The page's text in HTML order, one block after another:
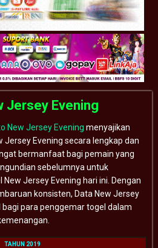
Jersey Evening
New Jersey Evening menyajikan
Jersey Evening secara lengkap dan
bermanfaat bagi pemain yang
sebelumnya untuk
Jersey Evening hari ini. Dengan
konsisten, Data New Jersey
para penggemar togel dalam
TAHUN 2019